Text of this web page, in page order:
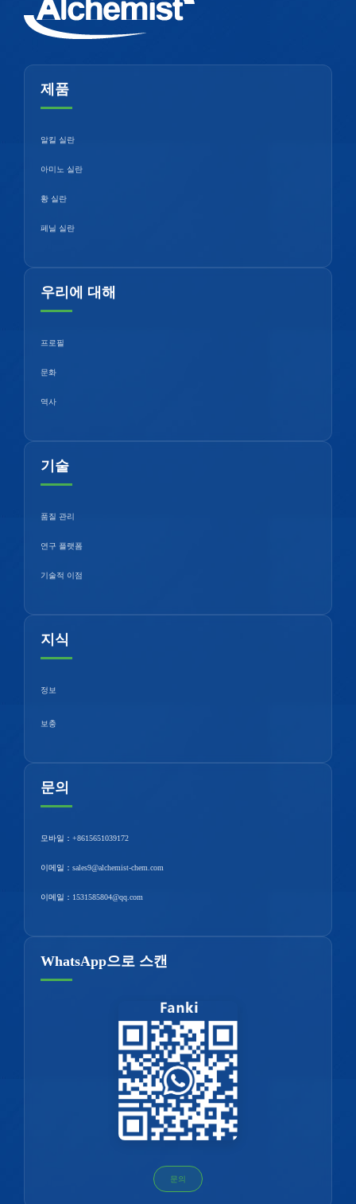
제품
알킬 실란
아미노 실란
황 실란
페닐 실란
우리에 대해
프로필
문화
역사
기술
품질 관리
연구 플랫폼
기술적 이점
지식
정보
보충
문의
모바일： +8615651039172
이메일： sales9@alchemist-chem.com
이메일： 1531585804@qq.com
WhatsApp으로 스캔
문의